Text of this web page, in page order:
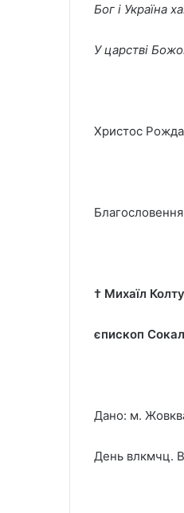
Бог і Україна
У царстві
Христос
† Михаїл
єпископ
Дано: м.
День влкмчц.